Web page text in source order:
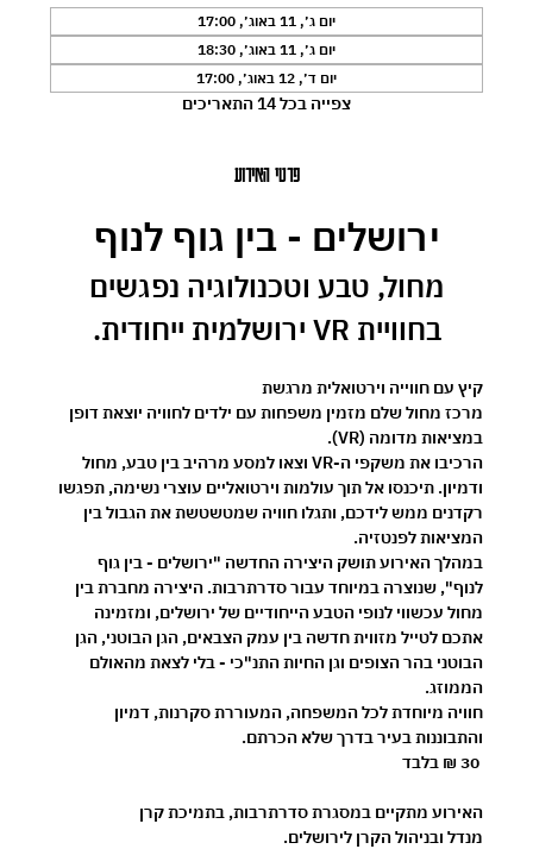
יום ג׳, 11 באוג׳, 17:00
יום ג׳, 11 באוג׳, 18:30
יום ד׳, 12 באוג׳, 17:00
צפייה בכל 14 התאריכים
פרטי האירוע
ירושלים - בין גוף לנוף
מחול, טבע וטכנולוגיה נפגשים
בחוויית VR ירושלמית ייחודית.
קיץ עם חווייה וירטואלית מרגשת
מרכז מחול שלם מזמין משפחות עם ילדים לחוויה יוצאת דופן
במציאות מדומה (VR).
הרכיבו את משקפי ה-VR וצאו למסע מרהיב בין טבע, מחול
ודמיון. תיכנסו אל תוך עולמות וירטואליים עוצרי נשימה, תפגשו
רקדנים ממש לידכם, ותגלו חוויה שמטשטשת את הגבול בין
המציאות לפנטזיה.
במהלך האירוע תושק היצירה החדשה "ירושלים - בין גוף
לנוף", שנוצרה במיוחד עבור סדרתרבות. היצירה מחברת בין
מחול עכשווי לנופי הטבע הייחודיים של ירושלים, ומזמינה
אתכם לטייל מזווית חדשה בין עמק הצבאים, הגן הבוטני, הגן
הבוטני בהר הצופים וגן החיות התנ"כי - בלי לצאת מהאולם
הממוזג.
חוויה מיוחדת לכל המשפחה, המעוררת סקרנות, דמיון
והתבוננות בעיר בדרך שלא הכרתם.
30 ₪ בלבד
האירוע מתקיים במסגרת סדרתרבות, בתמיכת קרן
מנדל ובניהול הקרן לירושלים.